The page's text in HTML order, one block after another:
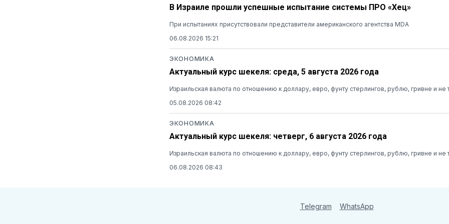
В Израиле прошли успешные испытание системы ПРО «Хец»
При испытаниях присутствовали представители американского агентства MDA
06.08.2026 15:21
ЭКОНОМИКА
Актуальный курс шекеля: среда, 5 августа 2026 года
Израильская валюта по отношению к доллару, евро, фунту стерлингов, рублю, гривне и не
05.08.2026 08:42
ЭКОНОМИКА
Актуальный курс шекеля: четверг, 6 августа 2026 года
Израильская валюта по отношению к доллару, евро, фунту стерлингов, рублю, гривне и не
06.08.2026 08:43
Telegram WhatsApp